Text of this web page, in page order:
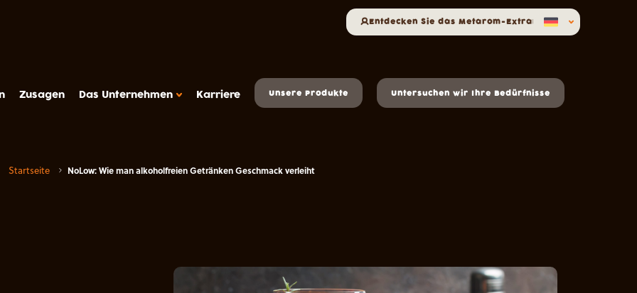
Zusagen Das Unternehmen Karriere Unsere Produkte Untersuchen wir Ihre Bedürfnisse
Entdecken Sie das Metarom-Extranet
Startseite NoLow: Wie man alkoholfreien Getränken Geschmack verleiht